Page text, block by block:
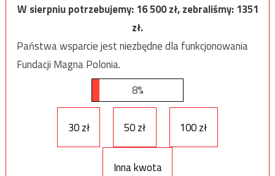
W sierpniu potrzebujemy:16 500zł, zebraliśmy:1351
zł.
Państwa wsparcie jest niezbędne dla funkcjonowania
Fundacji Magna Polonia.
8%
30 zł 50 zł 100 zł
Inna kwota